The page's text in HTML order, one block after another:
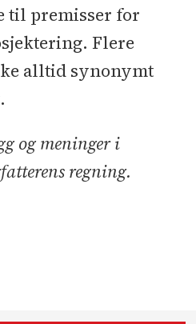
til premisser for
Flere
alltid synonymt
og meninger i
regning.